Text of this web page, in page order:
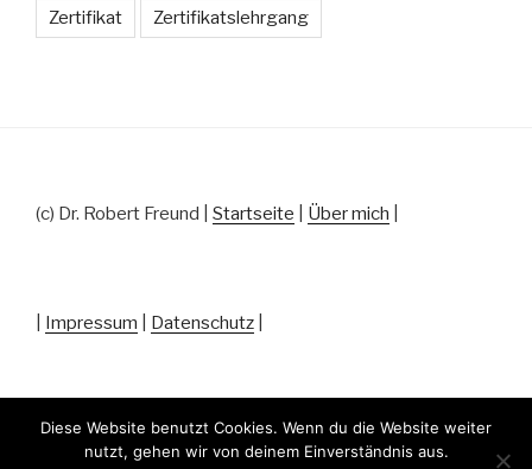
Zertifikat Zertifikatslehrgang
(c) Dr. Robert Freund | Startseite Über mich
Impressum Datenschutz
Diese Website benutzt Cookies. Wenn du die Website weiter
nutzt, gehen wir von deinem Einverständnis aus.